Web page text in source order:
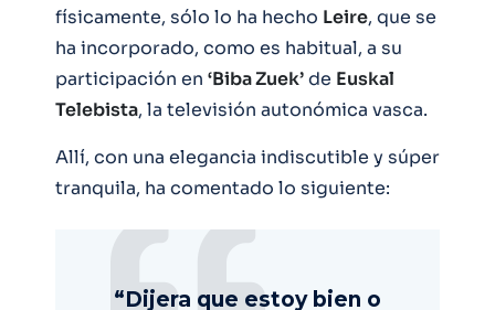
físicamente, sólo lo ha hecho Leire, que se
ha incorporado, como es habitual, a su
participación en ‘Biba Zuek’de Euskal
Telebista, la televisión autonómica vasca.
Allí, con una elegancia indiscutible y súper
tranquila, ha comentado lo siguiente:
“Dijera que estoy bien o